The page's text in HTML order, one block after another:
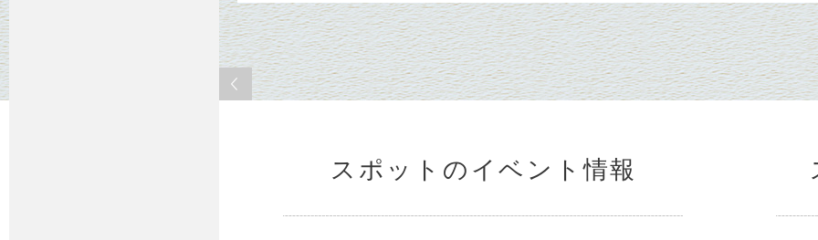
スポットのイベント情報